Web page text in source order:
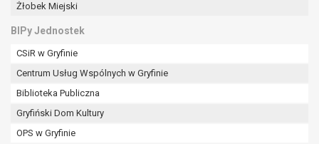
Żłobek Miejski
BIPy Jednostek
CSiR w Gryfinie
Centrum Usług Wspólnych w Gryfinie
Biblioteka Publiczna
Gryfiński Dom Kultury
OPS w Gryfinie